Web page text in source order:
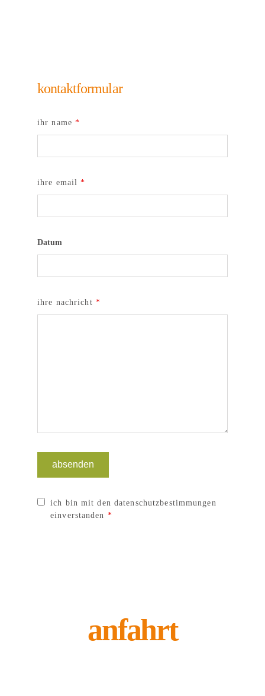
kontaktformular
ihr name*
ihre email*
Datum
ihre nachricht *
ich bin mit den datenschutzbestimmungen
einverstanden *
anfahrt